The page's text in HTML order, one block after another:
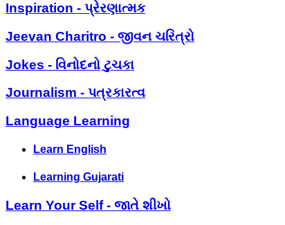
Inspiration - પ્રેરણાત્મક
Jeevan Charitro - જીવન ચરિત્રો
Jokes - વિનોદનો ટુચકા
Journalism - પત્રકારત્વ
Language Learning
Learn English
Learning Gujarati
Learn Your Self - જાતે શીખો